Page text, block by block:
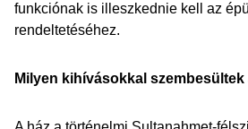
funkciónak is illeszkednie kell az
rendeltetéséhez.
Milyen kihívásokkal